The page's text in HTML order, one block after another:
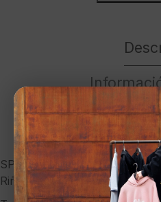
SPRAYGROUND
Riñonera»MIX AND MATCH